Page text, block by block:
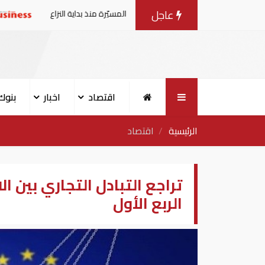
عاجل طقس
اقتصاد اخبار
الرئيسية
اقتصاد
تراجع التبادل التجاري بين
الربع الأول